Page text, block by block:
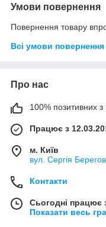
Умови повернення
Повернення товару
Всі умови повернення
Про нас
100% позитивних з
Працює з
м. Київ
вул. Сергія
Контакти
Сьогодні працює
Показати весь